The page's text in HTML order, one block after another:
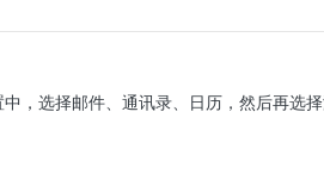
中，选择邮件、通讯录、日历，然后再选